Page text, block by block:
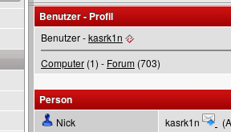
Benutzer - Profil
Benutzer -kasrk1n
Computer (1) - Forum (703)
Person
Nick kasrk1n